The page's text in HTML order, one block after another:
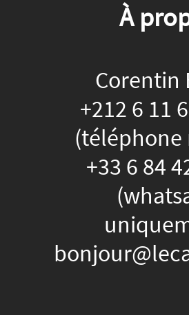
À
Corentin
+212 6 11
(téléphone
+33 6 84